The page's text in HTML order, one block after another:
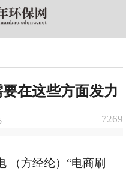
在这些方面发力
7269
（方经纶）“电商刷